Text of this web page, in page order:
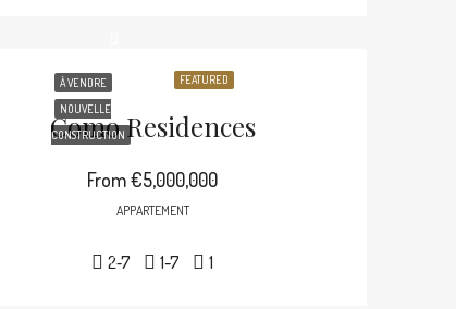
FEATURED
À VENDRE
NOUVELLE
CONSTRUCTION
Como Residences
From€5,000,000
APPARTEMENT
2-7 1-7 1